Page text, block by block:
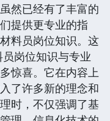
然已经有了丰富的
提供更专业的指
料员岗位知识。这
岗位知识与专业
惊喜。它在内容上
了许多新的理念和
时，不仅强调了基